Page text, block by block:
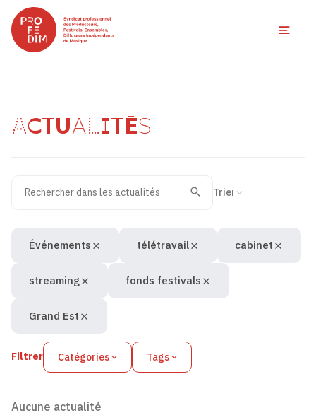
ACTUALITÉS
Recherche
Valider
Filtrer Catégories Tags
Événements télétravail cabinet
streaming fonds festivals
Grand Est
Aucune actualité